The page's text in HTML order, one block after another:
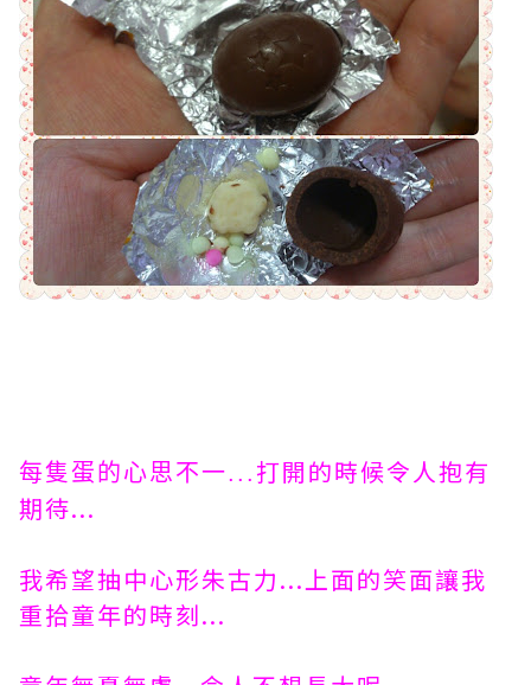
每隻蛋的心思不一... 打開的時候令人抱有
期待...
我希望抽中心形朱古力...上面的笑面讓我
重拾童年的時刻...